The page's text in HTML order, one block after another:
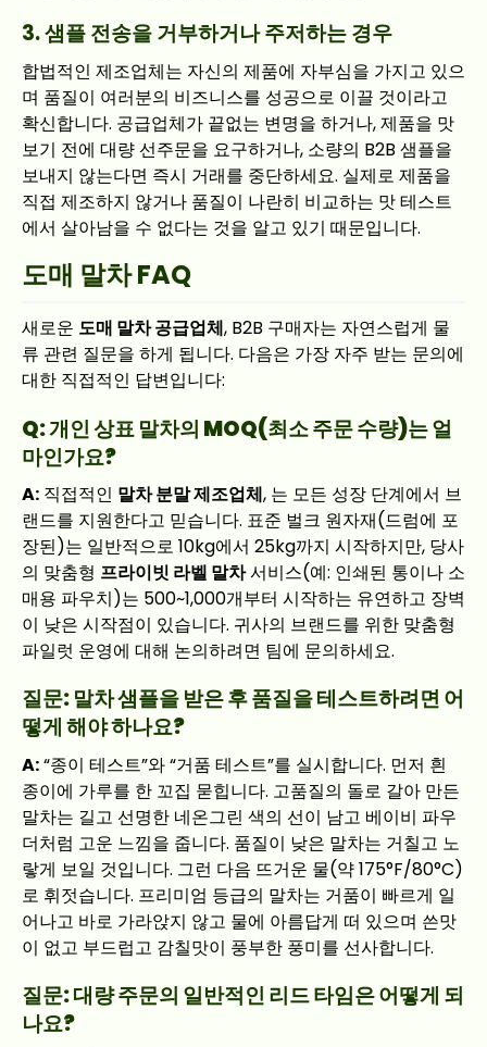
3. 샘플 전송을 거부하거나 주저하는 경우
합법적인 제조업체는 자신의 제품에 자부심을 가지고 있으
며 품질이 여러분의 비즈니스를 성공으로 이끌 것이라고
확신합니다. 공급업체가 끝없는 변명을 하거나, 제품을 맛
보기 전에 대량 선주문을 요구하거나, 소량의 B2B 샘플을
보내지 않는다면 즉시 거래를 중단하세요. 실제로 제품을
직접 제조하지 않거나 품질이 나란히 비교하는 맛 테스트
에서 살아남을 수 없다는 것을 알고 있기 때문입니다.
도매 말차 FAQ
새로운 도매 말차 공급업체, B2B 구매자는 자연스럽게 물
류 관련 질문을 하게 됩니다. 다음은 가장 자주 받는 문의에
대한 직접적인 답변입니다:
Q: 개인 상표 말차의 MOQ(최소 주문 수량)는 얼
마인가요?
A: 직접적인 말차 분말 제조업체, 는 모든 성장 단계에서 브
랜드를 지원한다고 믿습니다. 표준 벌크 원자재(드럼에 포
장된)는 일반적으로 10kg에서 25kg까지 시작하지만, 당사
의 맞춤형 프라이빗 라벨 말차서비스(예: 인쇄된 통이나 소
매용 파우치)는 500~1,000개부터 시작하는 유연하고 장벽
이 낮은 시작점이 있습니다. 귀사의 브랜드를 위한 맞춤형
파일럿 운영에 대해 논의하려면 팀에 문의하세요.
질문: 말차 샘플을 받은 후 품질을 테스트하려면 어
떻게 해야 하나요?
A:“종이 테스트”와 “거품 테스트”를 실시합니다. 먼저 흰
종이에 가루를 한 꼬집 묻힙니다. 고품질의 돌로 갈아 만든
말차는 길고 선명한 네온그린 색의 선이 남고 베이비 파우
더처럼 고운 느낌을 줍니다. 품질이 낮은 말차는 거칠고 노
랗게 보일 것입니다. 그런 다음 뜨거운 물(약 175°F/80°C)
로 휘젓습니다. 프리미엄 등급의 말차는 거품이 빠르게 일
어나고 바로 가라앉지 않고 물에 아름답게 떠 있으며 쓴맛
이 없고 부드럽고 감칠맛이 풍부한 풍미를 선사합니다.
질문: 대량 주문의 일반적인 리드 타임은 어떻게 되
나요?